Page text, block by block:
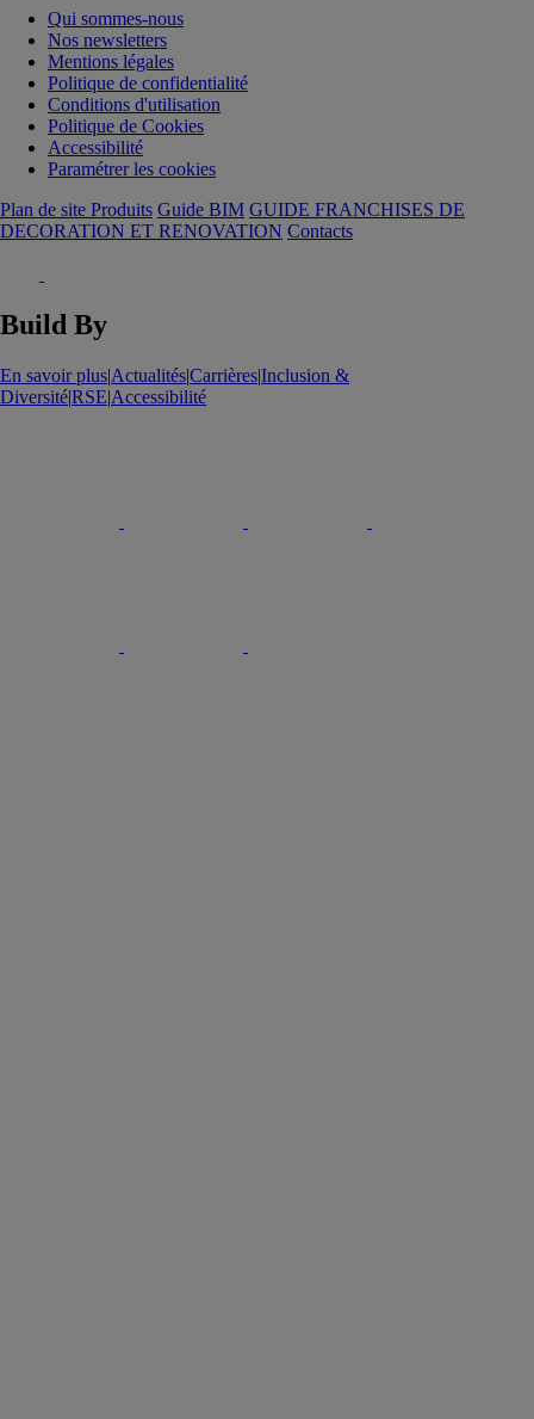
Qui sommes-nous
Nos newsletters
Mentions légales
Politique de confidentialité
Conditions d'utilisation
Politique de Cookies
Accessibilité
Paramétrer les cookies
Plan de site Produits Guide BIM GUIDE FRANCHISES DE
DECORATION ET RENOVATION Contacts
Build By
En savoir plus|Actualités|Carrières|Inclusion &
Diversité|RSE|Accessibilité